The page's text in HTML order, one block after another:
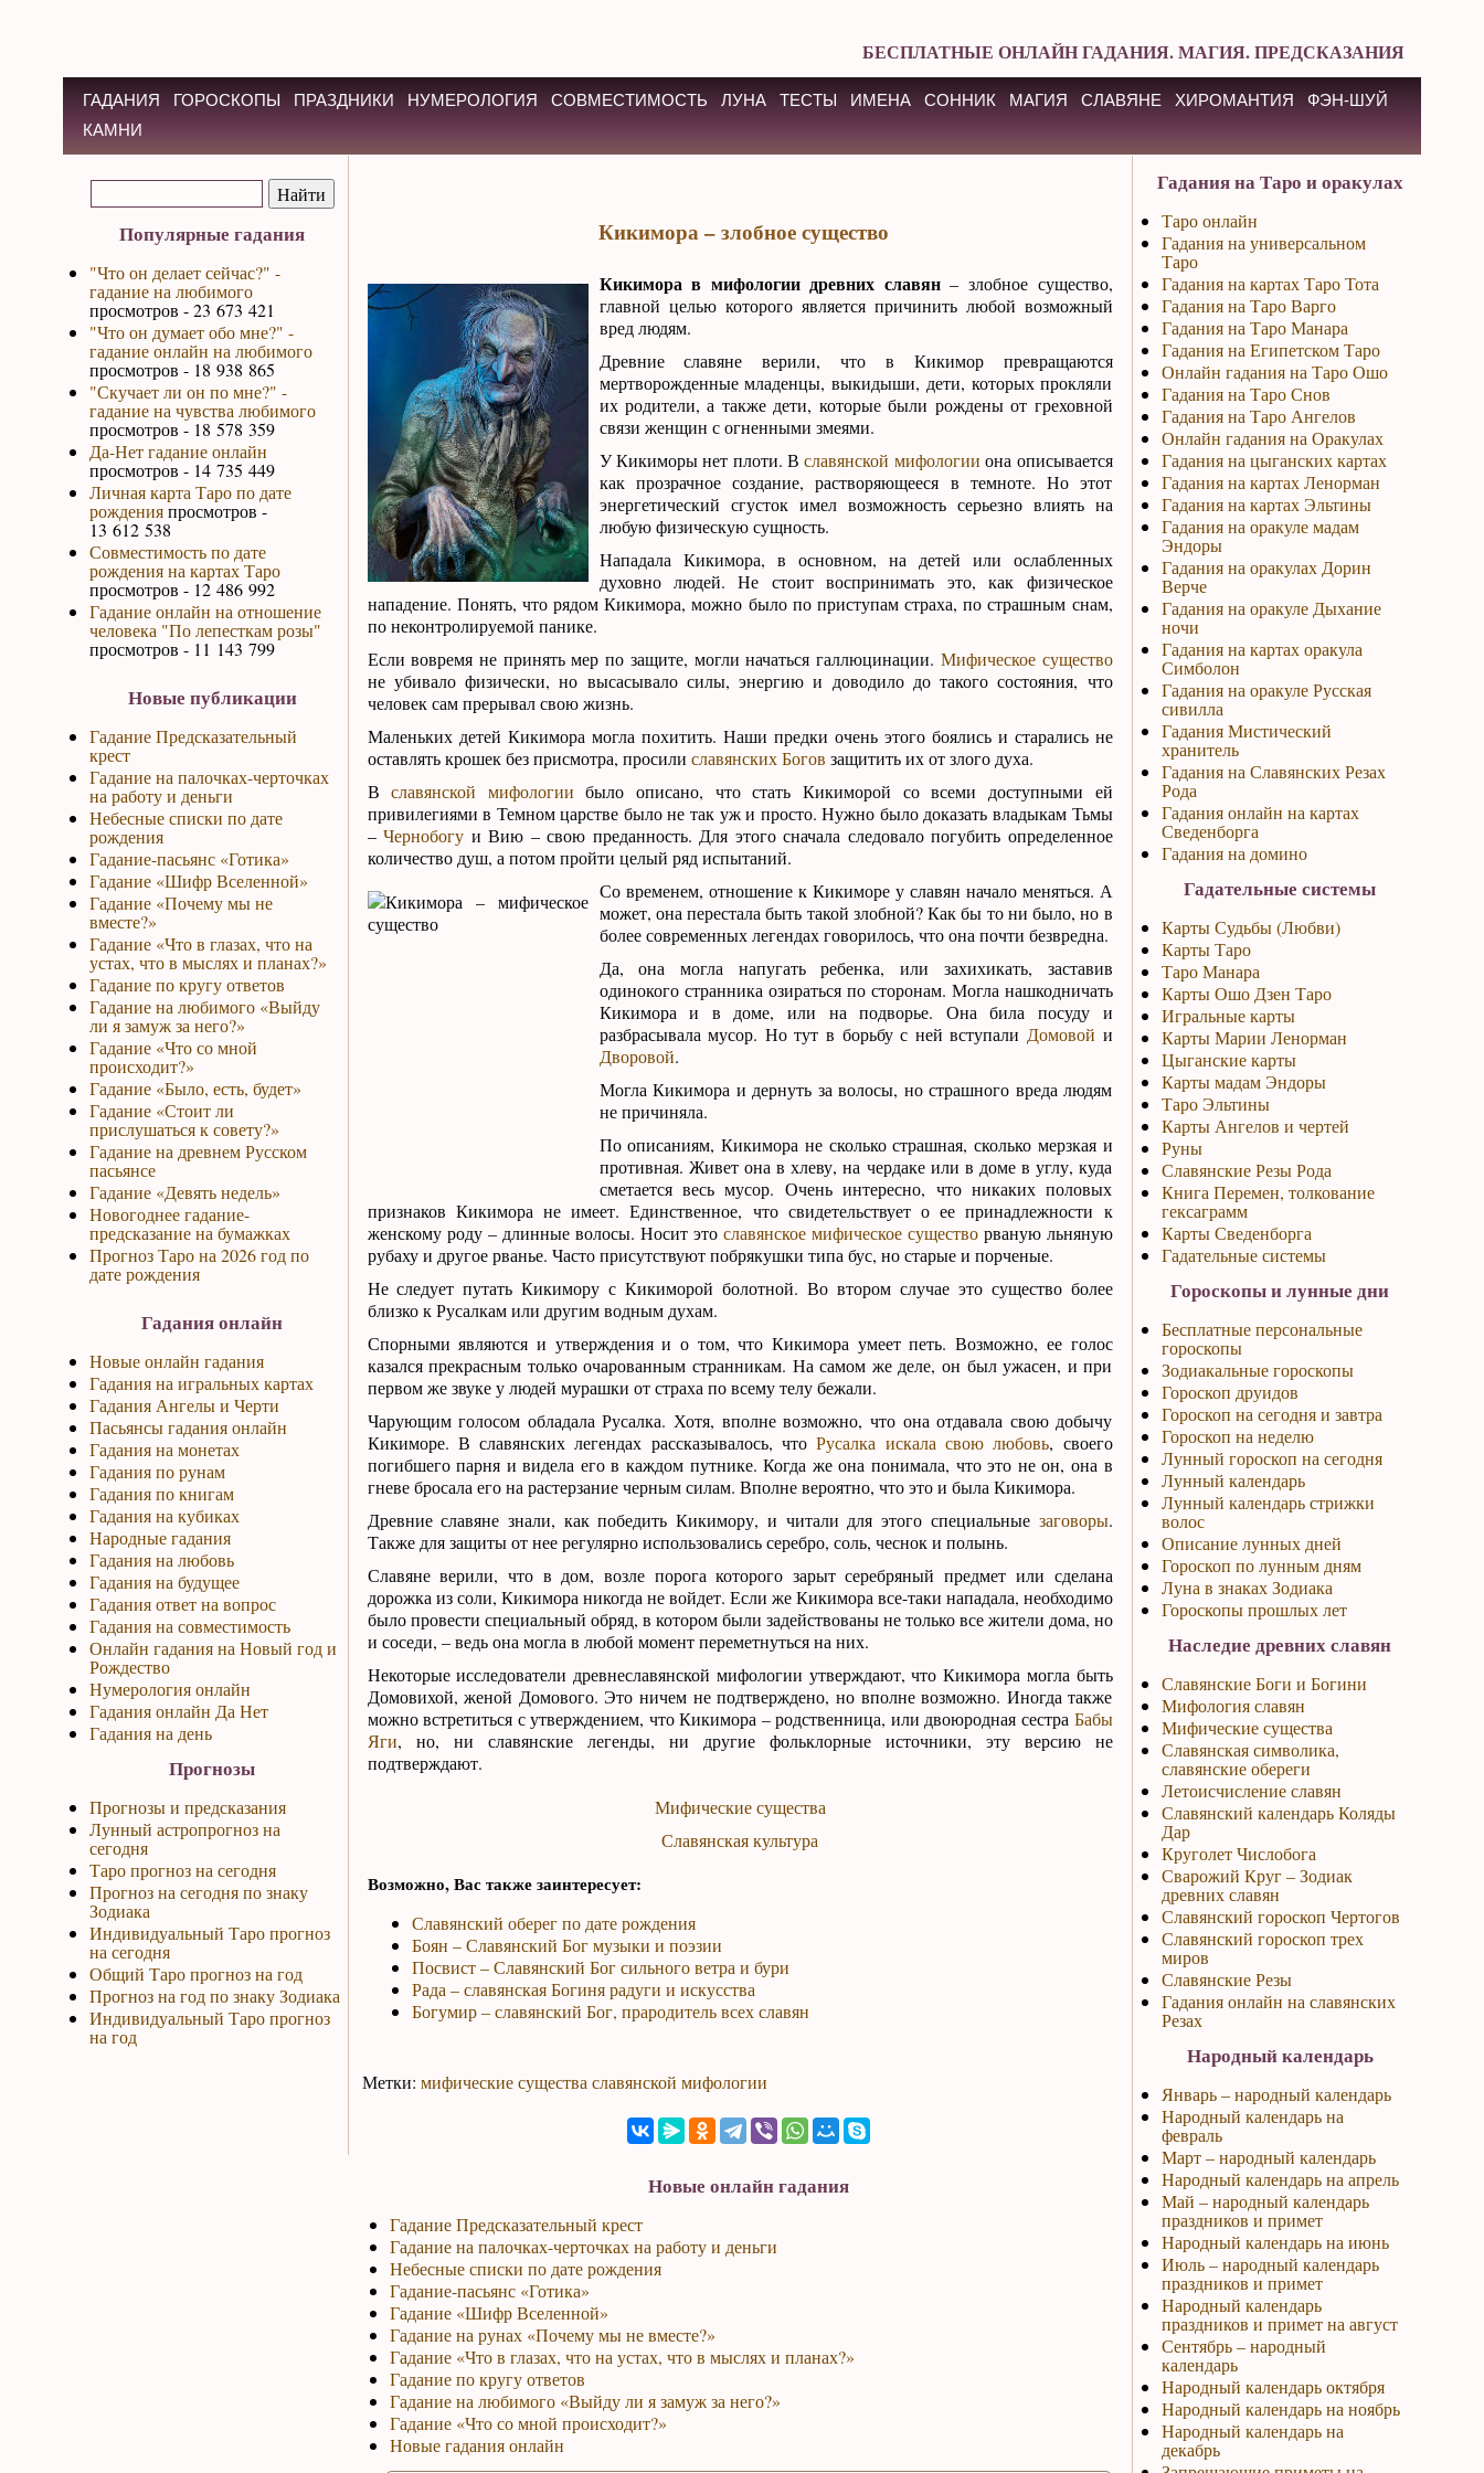
БЕСПЛАТНЫЕ ОНЛАЙН ГАДАНИЯ. МАГИЯ. ПРЕДСКАЗАНИЯ
ГАДАНИЯ ГОРОСКОПЫ ПРАЗДНИКИ НУМЕРОЛОГИЯ СОВМЕСТИМОСТЬ ЛУНА ТЕСТЫ ИМЕНА СОННИК МАГИЯ СЛАВЯНЕ ХИРОМАНТИЯ
ФЭН-ШУЙ
КАМНИ
Популярные гадания
"Что он делает сейчас?" -
гадание на любимого
просмотров - 23 673 421
"Что он думает обо мне?" -
гадание онлайн на любимого
просмотров - 18 938 865
"Скучает ли он по мне?" -
гадание на чувства любимого
просмотров - 18 578 359
Да-Нет гадание онлайн
просмотров - 14 735 449
Личная карта Таро по дате
рожденияпросмотров -
13 612 538
Совместимость по дате
рождения на картах Таро
просмотров - 12 486 992
Гадание онлайн на отношение
человека "По лепесткам розы"
просмотров - 11 143 799
Новые публикации
Гадание Предсказательный
крест
Гадание на палочках-черточках
на работу и деньги
Небесные списки по дате
рождения
Гадание-пасьянс «Готика»
Гадание «Шифр Вселенной»
Гадание «Почему мы не
вместе?»
Гадание «Что в глазах, что на
устах, что в мыслях и планах?»
Гадание по кругу ответов
Гадание на любимого «Выйду
ли я замуж за него?»
Гадание «Что со мной
происходит?»
Гадание «Было, есть, будет»
Гадание «Стоит ли
прислушаться к совету?»
Гадание на древнем Русском
пасьянсе
Гадание «Девять недель»
Новогоднее гадание-
предсказание на бумажках
Прогноз Таро на 2026 год по
дате рождения
Гадания онлайн
Новые онлайн гадания
Гадания на игральных картах
Гадания Ангелы и Черти
Пасьянсы гадания онлайн
Гадания на монетах
Гадания по рунам
Гадания по книгам
Гадания на кубиках
Народные гадания
Гадания на любовь
Гадания на будущее
Гадания ответ на вопрос
Гадания на совместимость
Онлайн гадания на Новый год и
Рождество
Нумерология онлайн
Гадания онлайн Да Нет
Гадания на день
Прогнозы
Прогнозы и предсказания
Лунный астропрогноз на
сегодня
Таро прогноз на сегодня
Прогноз на сегодня по знаку
Зодиака
Индивидуальный Таро прогноз
на сегодня
Общий Таро прогноз на год
Прогноз на год по знаку Зодиака
Индивидуальный Таро прогноз
на год
Кикимора – злобное существо
Кикимора в мифологии древних славян– злобное существо,
главной целью которого является причинить любой возможный
вред людям.
Древние славяне верили, что в Кикимор превращаются
мертворожденные младенцы, выкидыши, дети, которых прокляли
их родители, а также дети, которые были рождены от греховной
связи женщин с огненными змеями.
У Кикиморы нет плоти. Вславянской мифологии она описывается
как прозрачное создание, растворяющееся в темноте. Но этот
энергетический сгусток имел возможность серьезно влиять на
любую физическую сущность.
Нападала Кикимора, в основном, на детей или ослабленных
духовно людей. Не стоит воспринимать это, как физическое
нападение. Понять, что рядом Кикимора, можно было по приступам страха, по страшным снам,
по неконтролируемой панике.
Если вовремя не принять мер по защите, могли начаться галлюцинации. Мифическое существо
не убивало физически, но высасывало силы, энергию и доводило до такого состояния, что
человек сам прерывал свою жизнь.
Маленьких детей Кикимора могла похитить. Наши предки очень этого боялись и старались не
оставлять крошек без присмотра, просили славянских Богов защитить их от злого духа.
Вславянской мифологии было описано, что стать Кикиморой со всеми доступными ей
привилегиями в Темном царстве было не так уж и просто. Нужно было доказать владыкам Тьмы
– Чернобогу и Вию – свою преданность. Для этого сначала следовало погубить определенное
количество душ, а потом пройти целый ряд испытаний.
Со временем, отношение к Кикиморе у славян начало меняться. А
может, она перестала быть такой злобной? Как бы то ни было, но в
более современных легендах говорилось, что она почти безвредна.
Да, она могла напугать ребенка, или захихикать, заставив
одинокого странника озираться по сторонам. Могла нашкодничать
Кикимора и в доме, или на подворье. Она била посуду и
разбрасывала мусор. Но тут в борьбу с ней вступали Домовой и
Дворовой.
Могла Кикимора и дернуть за волосы, но страшного вреда людям
не причиняла.
По описаниям, Кикимора не сколько страшная, сколько мерзкая и
противная. Живет она в хлеву, на чердаке или в доме в углу, куда
сметается весь мусор. Очень интересно, что никаких половых
признаков Кикимора не имеет. Единственное, что свидетельствует о ее принадлежности к
женскому роду – длинные волосы. Носит это славянское мифическое существорваную льняную
рубаху и другое рванье. Часто присутствуют побрякушки типа бус, но старые и порченые.
Не следует путать Кикимору с Кикиморой болотной. Во втором случае это существо более
близко к Русалкам или другим водным духам.
Спорными являются и утверждения и о том, что Кикимора умеет петь. Возможно, ее голос
казался прекрасным только очарованным странникам. На самом же деле, он был ужасен, и при
первом же звуке у людей мурашки от страха по всему телу бежали.
Чарующим голосом обладала Русалка. Хотя, вполне возможно, что она отдавала свою добычу
Кикиморе. В славянских легендах рассказывалось, чтоРусалка искала свою любовь, своего
погибшего парня и видела его в каждом путнике. Когда же она понимала, что это не он, она в
гневе бросала его на растерзание черным силам. Вполне вероятно, что это и была Кикимора.
Древние славяне знали, как победить Кикимору, и читали для этого специальные заговоры.
Также для защиты от нее регулярно использовались серебро, соль, чеснок и полынь.
Славяне верили, что в дом, возле порога которого зарыт серебряный предмет или сделана
дорожка из соли, Кикимора никогда не войдет. Если же Кикимора все-таки нападала, необходимо
было провести специальный обряд, в котором были задействованы не только все жители дома, но
и соседи, – ведь она могла в любой момент переметнуться на них.
Некоторые исследователи древнеславянской мифологии утверждают, что Кикимора могла быть
Домовихой, женой Домового. Это ничем не подтверждено, но вполне возможно. Иногда также
можно встретиться с утверждением, что Кикимора – родственница, или двоюродная сестра Бабы
Яги, но, ни славянские легенды, ни другие фольклорные источники, эту версию не
подтверждают.
Мифические существа
Славянская культура
Возможно, Вас также заинтересует:
Славянский оберег по дате рождения
Боян – Славянский Бог музыки и поэзии
Посвист – Славянский Бог сильного ветра и бури
Рада – славянская Богиня радуги и искусства
Богумир – славянский Бог, прародитель всех славян
Метки: мифические существа славянской мифологии
Новые онлайн гадания
Гадание Предсказательный крест
Гадание на палочках-черточках на работу и деньги
Небесные списки по дате рождения
Гадание-пасьянс «Готика»
Гадание «Шифр Вселенной»
Гадание на рунах «Почему мы не вместе?»
Гадание «Что в глазах, что на устах, что в мыслях и планах?»
Гадание по кругу ответов
Гадание на любимого «Выйду ли я замуж за него?»
Гадание «Что со мной происходит?»
Новые гадания онлайн
Гадания на Таро и оракулах
Таро онлайн
Гадания на универсальном
Таро
Гадания на картах Таро Тота
Гадания на Таро Варго
Гадания на Таро Манара
Гадания на Египетском Таро
Онлайн гадания на Таро Ошо
Гадания на Таро Снов
Гадания на Таро Ангелов
Онлайн гадания на Оракулах
Гадания на цыганских картах
Гадания на картах Ленорман
Гадания на картах Эльтины
Гадания на оракуле мадам
Эндоры
Гадания на оракулах Дорин
Верче
Гадания на оракуле Дыхание
ночи
Гадания на картах оракула
Симболон
Гадания на оракуле Русская
сивилла
Гадания Мистический
хранитель
Гадания на Славянских Резах
Рода
Гадания онлайн на картах
Сведенборга
Гадания на домино
Гадательные системы
Карты Судьбы (Любви)
Карты Таро
Таро Манара
Карты Ошо Дзен Таро
Игральные карты
Карты Марии Ленорман
Цыганские карты
Карты мадам Эндоры
Таро Эльтины
Карты Ангелов и чертей
Руны
Славянские Резы Рода
Книга Перемен, толкование
гексаграмм
Карты Сведенборга
Гадательные системы
Гороскопы и лунные дни
Бесплатные персональные
гороскопы
Зодиакальные гороскопы
Гороскоп друидов
Гороскоп на сегодня и завтра
Гороскоп на неделю
Лунный гороскоп на сегодня
Лунный календарь
Лунный календарь стрижки
волос
Описание лунных дней
Гороскоп по лунным дням
Луна в знаках Зодиака
Гороскопы прошлых лет
Наследие древних славян
Славянские Боги и Богини
Мифология славян
Мифические существа
Славянская символика,
славянские обереги
Летоисчисление славян
Славянский календарь Коляды
Дар
Круголет Числобога
Сварожий Круг – Зодиак
древних славян
Славянский гороскоп Чертогов
Славянский гороскоп трех
миров
Славянские Резы
Гадания онлайн на славянских
Резах
Народный календарь
Январь – народный календарь
Народный календарь на
февраль
Март – народный календарь
Народный календарь на апрель
Май – народный календарь
праздников и примет
Народный календарь на июнь
Июль – народный календарь
праздников и примет
Народный календарь
праздников и примет на август
Сентябрь – народный
календарь
Народный календарь октября
Народный календарь на ноябрь
Народный календарь на
декабрь